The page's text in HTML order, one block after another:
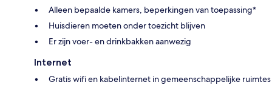
Alleen bepaalde kamers, beperkingen van toepassing*
Huisdieren moeten onder toezicht blijven
Er zijn voer- en drinkbakken aanwezig
Internet
Gratis wifi en kabelinternet in gemeenschappelijke ruimtes